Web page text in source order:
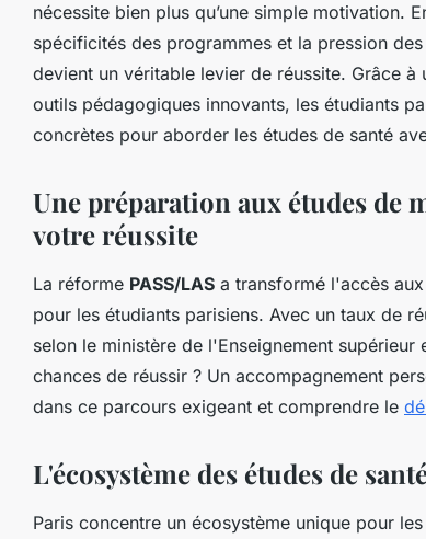
nécessite bien plus qu’une simple motivation.
spécificités des programmes et la pression
devient un véritable levier de réussite. Grâce à
outils pédagogiques innovants, les étudiants
concrètes pour aborder les études de santé
Une préparation aux études de
votre réussite
La réforme PASS/LAS a transformé l'accès
pour les étudiants parisiens. Avec un taux de
selon le ministère de l'Enseignement
chances de réussir ? Un accompagnement
dans ce parcours exigeant et comprendre le
L'écosystème des études de
Paris concentre un écosystème unique pour